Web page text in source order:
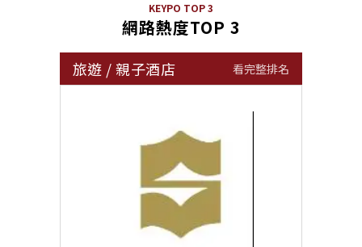
KEYPO TOP 3
網路熱度TOP 3
旅遊 /親子酒店 看完整排名